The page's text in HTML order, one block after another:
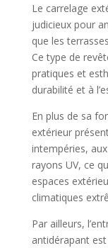
Le carrelage
judicieux pour
que les
Ce type de
pratiques et
durabilité et à
En plus de sa
extérieur
intempéries,
rayons UV, ce
espaces
climatiques
Par ailleurs,
antidérapant